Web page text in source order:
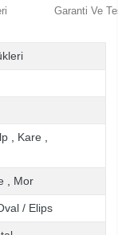
Garanti Ve
Kare
Mor
/ Elips